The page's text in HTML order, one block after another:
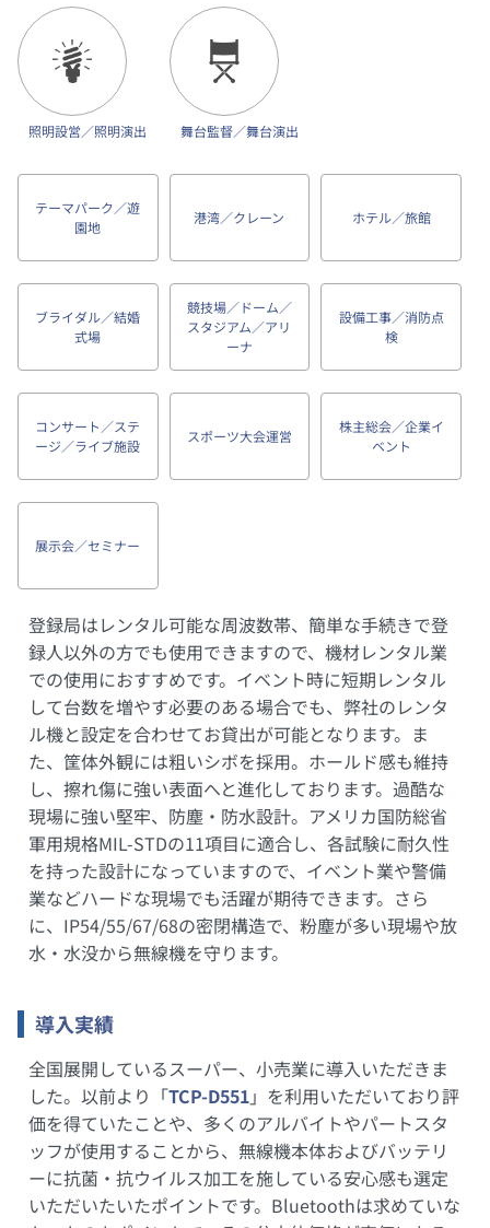
照明設営／照明演出 舞台監督／舞台演出
テーマパーク／遊
園地
港湾／クレーン ホテル／旅館
ブライダル／結婚
式場
競技場／ドーム／
スタジアム／アリ
ーナ
設備工事／消防点
検
コンサート／ステ
ージ／ライブ施設
スポーツ大会運営
株主総会／企業イ
ベント
展示会／セミナー
登録局はレンタル可能な周波数帯、簡単な手続きで登
録人以外の方でも使用できますので、機材レンタル業
での使用におすすめです。イベント時に短期レンタル
して台数を増やす必要のある場合でも、弊社のレンタ
ル機と設定を合わせてお貸出が可能となります。ま
た、筐体外観には粗いシボを採用。ホールド感も維持
し、擦れ傷に強い表面へと進化しております。過酷な
現場に強い堅牢、防塵・防水設計。アメリカ国防総省
軍用規格MIL-STDの11項目に適合し、各試験に耐久性
を持った設計になっていますので、イベント業や警備
業などハードな現場でも活躍が期待できます。さら
に、IP54/55/67/68の密閉構造で、粉塵が多い現場や放
水・水没から無線機を守ります。
導入実績
全国展開しているスーパー、小売業に導入いただきま
した。以前より「TCP-D551」を利用いただいており評
価を得ていたことや、多くのアルバイトやパートスタ
ッフが使用することから、無線機本体およびバッテリ
ーに抗菌・抗ウイルス加工を施している安心感も選定
いただいたいたポイントです。Bluetoothは求めていな